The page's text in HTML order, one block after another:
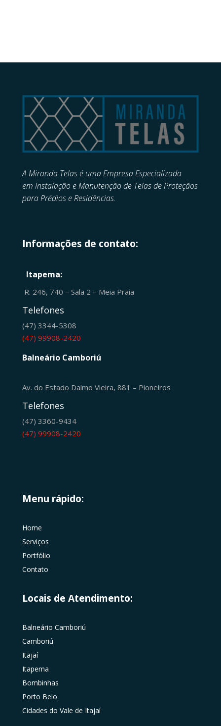
A Miranda Telas é uma Empresa Especializada
em Instalação e Manutenção de Telas de Proteçãos
para Prédios e Residências.
Informações de contato:
Itapema:
R. 246, 740 – Sala 2 – Meia Praia
Telefones
(47) 3344-5308
(47) 99908-2420
Balneário Camboriú
Av. do Estado Dalmo Vieira, 881 – Pioneiros
Telefones
(47) 3360-9434
(47) 99908-2420
Menu rápido:
Home
Serviços
Portfólio
Contato
Locais de Atendimento:
Balneário Camboriú
Camboriú
Itajaí
Itapema
Bombinhas
Porto Belo
Cidades do Vale de Itajaí